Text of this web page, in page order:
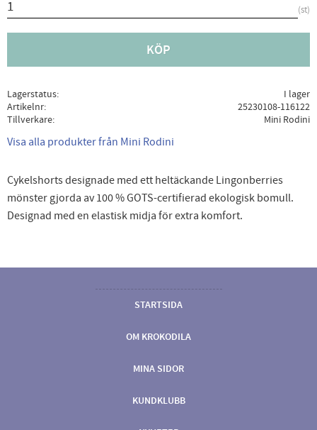
st
KÖP
Lagerstatus
I lager
Artikelnr
25230108-116122
Tillverkare
Mini Rodini
Visa alla produkter från Mini Rodini
Cykelshorts designade med ett heltäckande Lingonberries
mönster gjorda av 100 % GOTS-certifierad ekologisk bomull.
Designad med en elastisk midja för extra komfort.
STARTSIDA
OM KROKODILA
MINA SIDOR
KUNDKLUBB